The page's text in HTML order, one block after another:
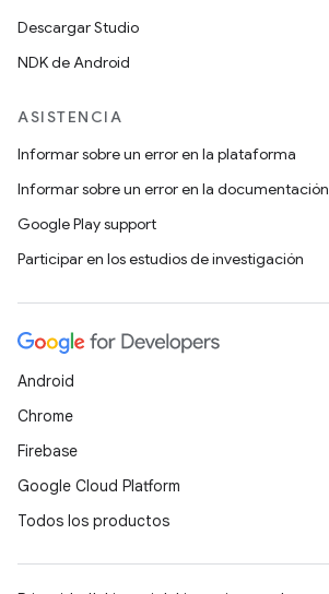
Descargar Studio
NDK de Android
ASISTENCIA
Informar sobre un error en la plataforma
Informar sobre un error en la documentación
Google Play support
Participar en los estudios de investigación
Android
Chrome
Firebase
Google Cloud Platform
Todos los productos